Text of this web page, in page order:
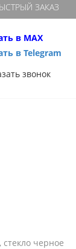
ЗАКАЗ
в MAX
в Telegram
звонок
черное